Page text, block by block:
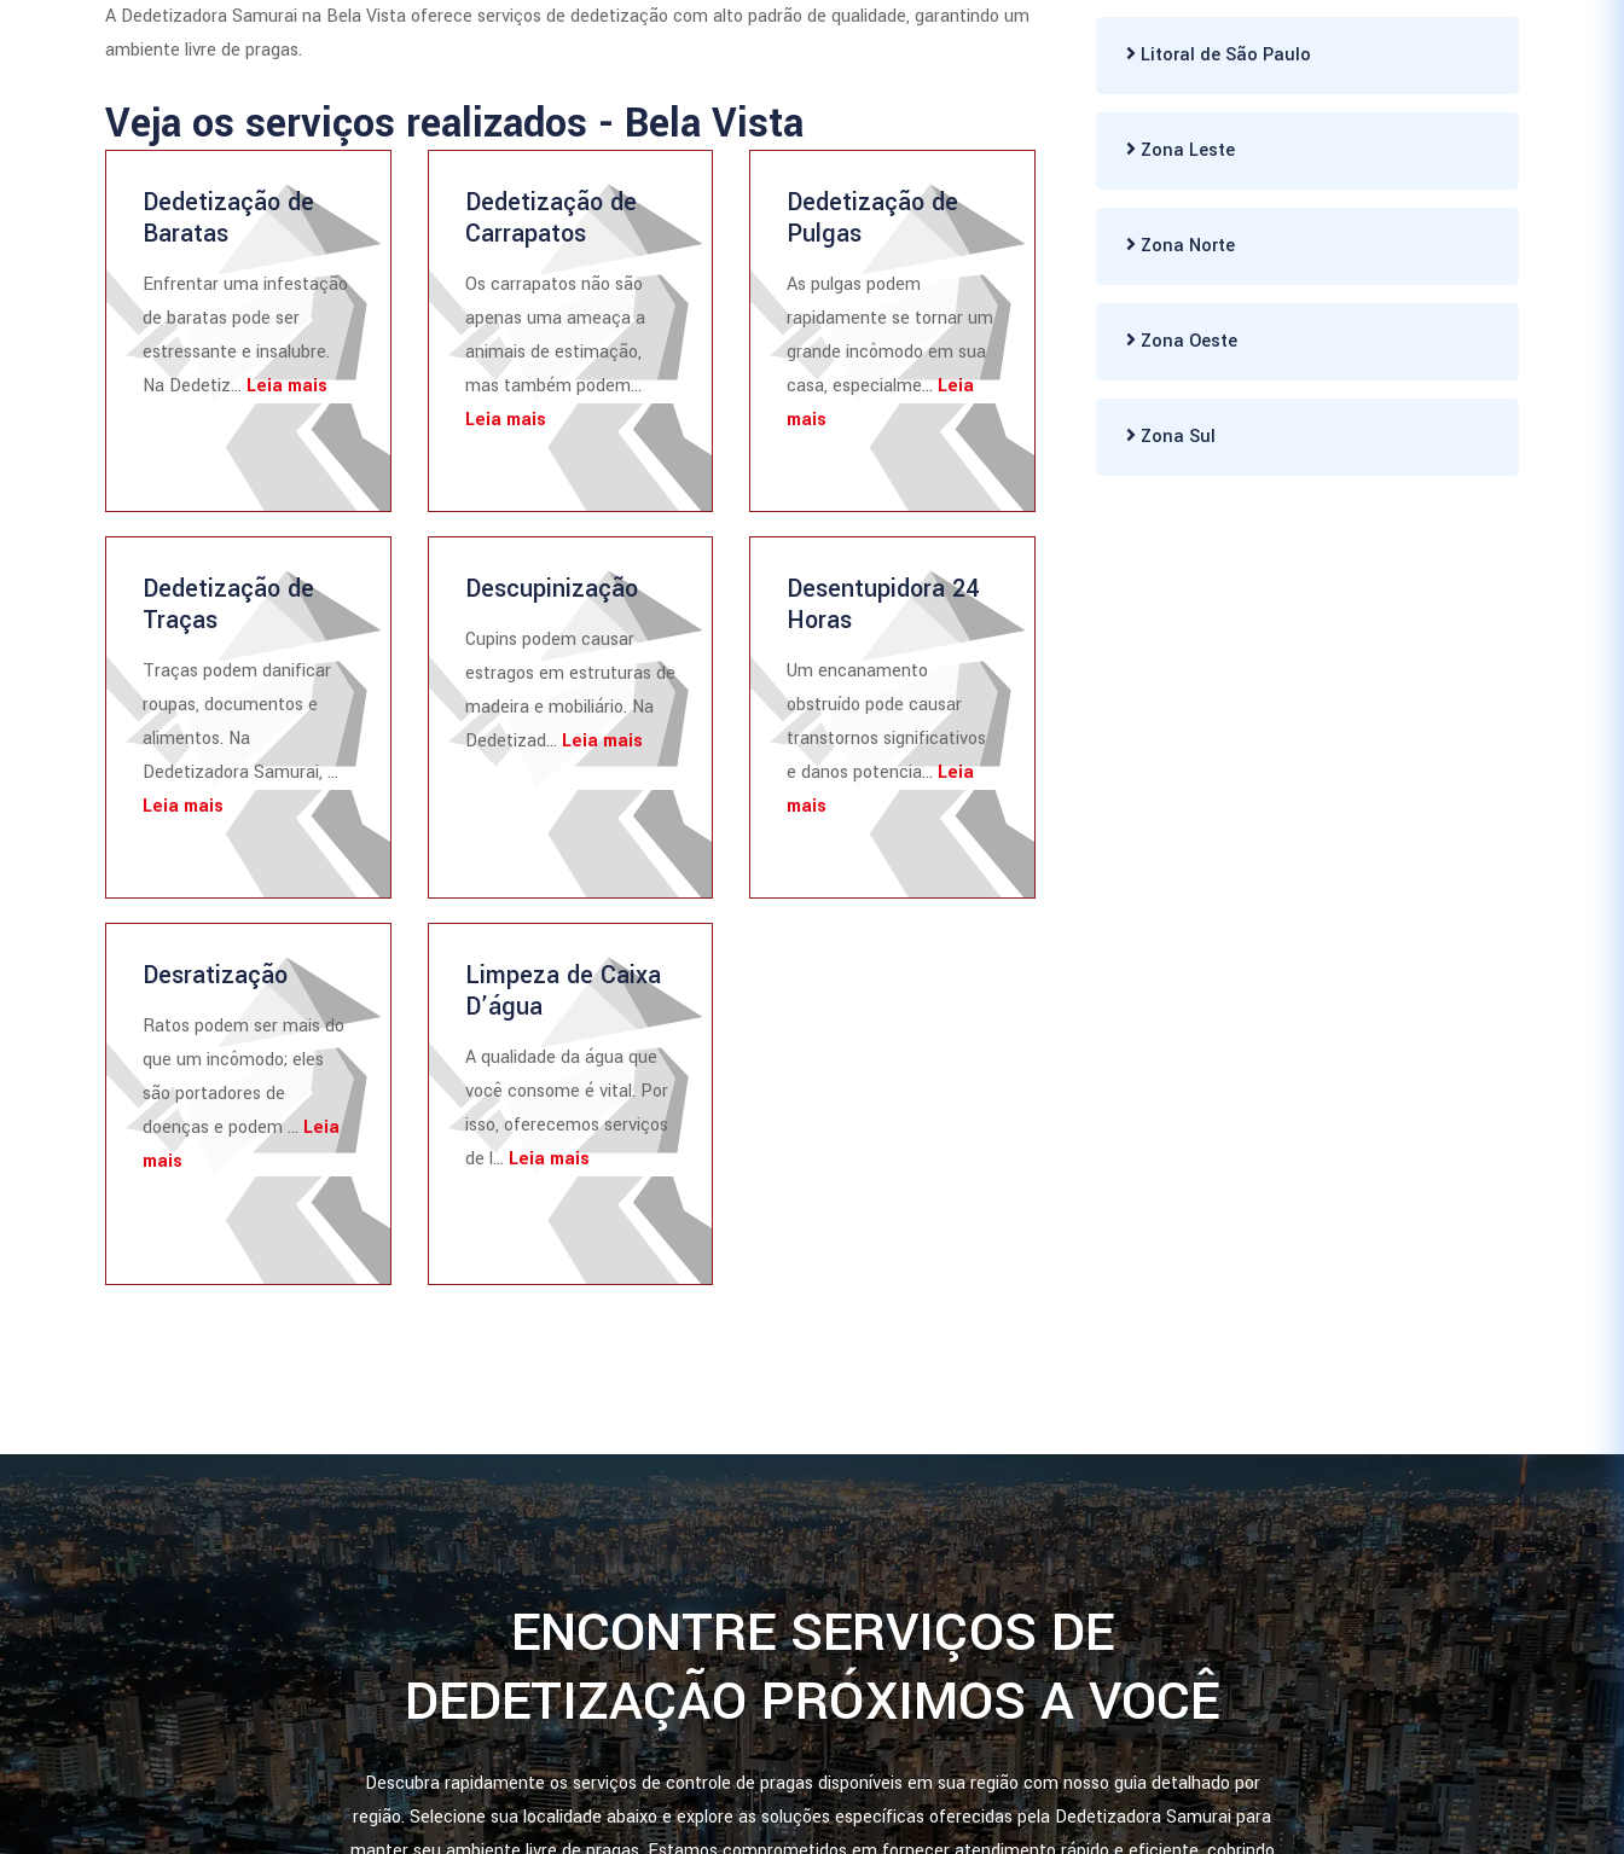
A Dedetizadora Samurai na Bela Vista oferece serviços de dedetização com alto padrão de qualidade, garantindo um
ambiente livre de pragas.
Veja os serviços realizados - Bela Vista
Dedetização de
Baratas
Enfrentar uma infestação
de baratas pode ser
estressante e insalubre.
Na Dedetiz... Leia mais
Dedetização de
Carrapatos
Os carrapatos não são
apenas uma ameaça a
animais de estimação,
mas também podem...
Leia mais
Dedetização de
Pulgas
As pulgas podem
rapidamente se tornar um
grande incômodo em sua
casa, especialme...Leia
mais
Dedetização de
Traças
Traças podem danificar
roupas, documentos e
alimentos. Na
Dedetizadora Samurai, ...
Leia mais
Descupinização
Cupins podem causar
estragos em estruturas de
madeira e mobiliário. Na
Dedetizad... Leia mais
Desentupidora 24
Horas
Um encanamento
obstruído pode causar
transtornos significativos
e danos potencia...Leia
mais
Desratização
Ratos podem ser mais do
que um incômodo; eles
são portadores de
doenças e podem ... Leia
mais
Limpeza de Caixa
D’água
A qualidade da água que
você consome é vital. Por
isso, oferecemos serviços
de l... Leia mais
Litoral de São Paulo
Zona Leste
Zona Norte
Zona Oeste
Zona Sul
ENCONTRE SERVIÇOS DE
DEDETIZAÇÃO PRÓXIMOS A VOCÊ
Descubra rapidamente os serviços de controle de pragas disponíveis em sua região com nosso guia detalhado por
região. Selecione sua localidade abaixo e explore as soluções específicas oferecidas pela Dedetizadora Samurai para